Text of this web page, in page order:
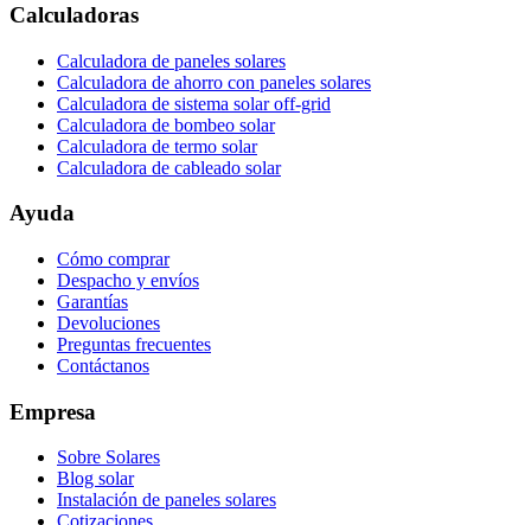
Calculadoras
Calculadora de paneles solares
Calculadora de ahorro con paneles solares
Calculadora de sistema solar off-grid
Calculadora de bombeo solar
Calculadora de termo solar
Calculadora de cableado solar
Ayuda
Cómo comprar
Despacho y envíos
Garantías
Devoluciones
Preguntas frecuentes
Contáctanos
Empresa
Sobre Solares
Blog solar
Instalación de paneles solares